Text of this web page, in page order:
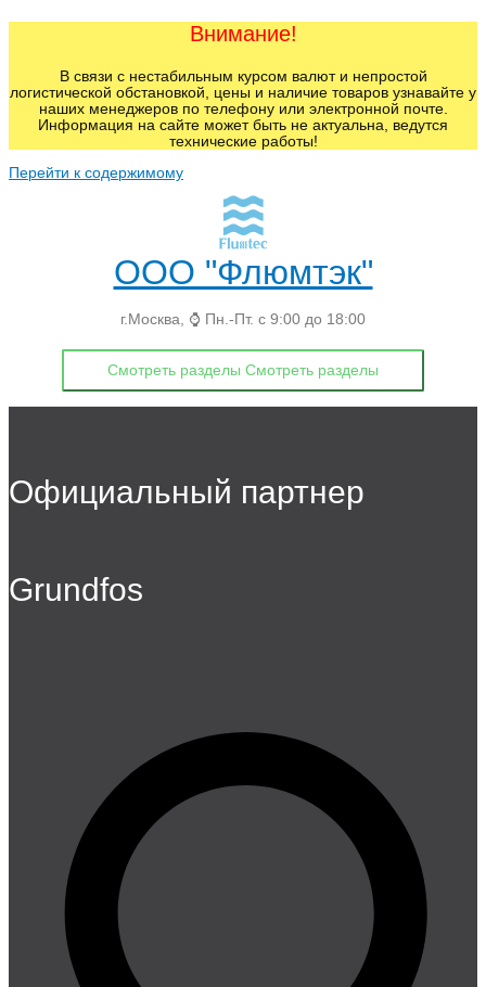
Внимание!
В связи с нестабильным курсом валют и непростой
логистической обстановкой, цены и наличие товаров узнавайте у
наших менеджеров по телефону или электронной почте.
Информация на сайте может быть не актуальна, ведутся
технические работы!
Перейти к содержимому
ООО "Флюмтэк"
г.Москва, ⌚ Пн.-Пт. с 9:00 до 18:00
Смотреть разделы Смотреть разделы
Официальный партнер
Grundfos